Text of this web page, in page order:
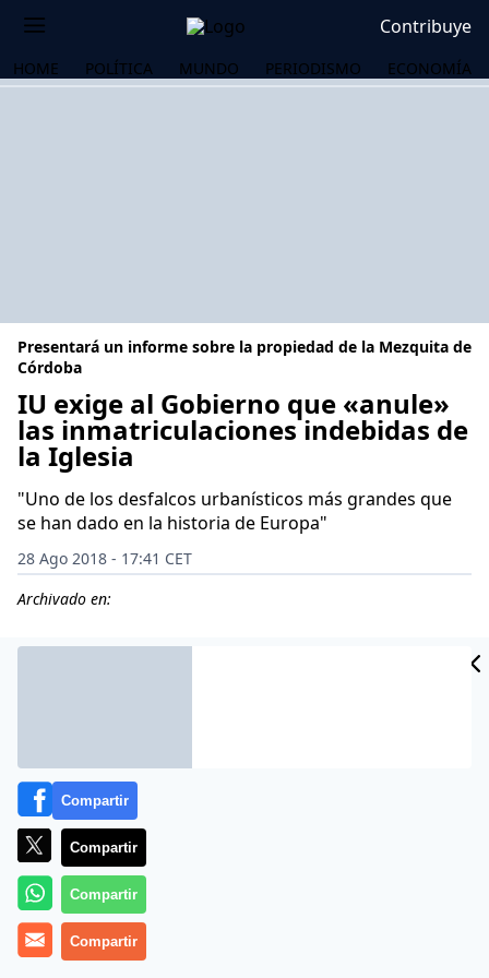
Contribuye
HOME POLÍTICA MUNDO PERIODISMO ECONOMÍA
Presentará un informe sobre la propiedad de la Mezquita de
Córdoba
IU exige al Gobierno que «anule»
las inmatriculaciones indebidas de
la Iglesia
"Uno de los desfalcos urbanísticos más grandes que
se han dado en la historia de Europa"
28 Ago 2018 - 17:41 CET
Archivado en:
Más información
Compartir
Compartir
Compartir
Compartir